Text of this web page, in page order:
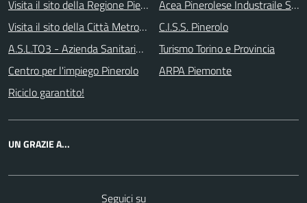
Visita il sito della Regione Piemonte
Visita il sito della Città Metropolitanda di Torino
A.S.L.TO3 - Azienda Sanitaria Locale di Collegno e Pinerolo
Centro per l'impiego Pinerolo
Riciclo garantito!
Acea Pinerolese Industraile SpA
C.I.S.S. Pinerolo
Turismo Torino e Provincia
ARPA Piemonte
UN GRAZIE A...
Seguici su